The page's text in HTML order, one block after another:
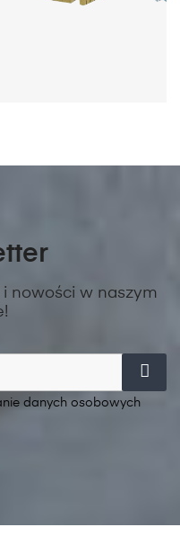
nowości w naszym
danych osobowych